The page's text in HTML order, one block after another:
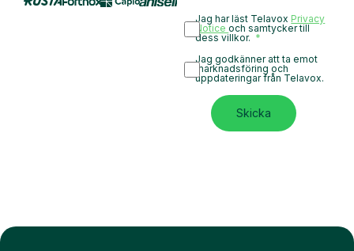
Jag har läst Telavox Privacy
Noticeoch samtycker till
dess villkor.
Jag godkänner att ta emot
marknadsföring och
uppdateringar från Telavox.
Skicka